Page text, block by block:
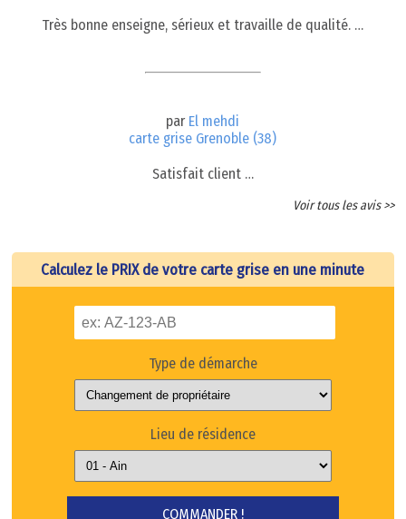
Très bonne enseigne, sérieux et travaille de qualité. …
par El mehdi
carte grise Grenoble (38)
Satisfait client …
Voir tous les avis >>
Calculez le PRIX de votre carte grise en une minute
Type de démarche
Lieu de résidence